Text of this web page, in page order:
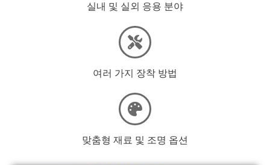
실내 및 실외 응용 분야
여러 가지 장착 방법
맞춤형 재료 및 조명 옵션